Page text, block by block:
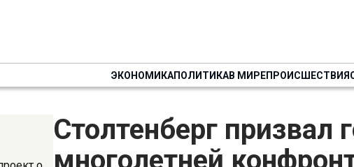
ЭКОНОМИКАПОЛИТИКАВ МИРЕПРОИСШЕСТВИЯ
Столтенберг призвал
многолетней